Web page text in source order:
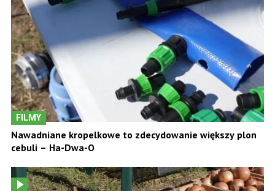
FILMY
Nawadniane kropelkowe to zdecydowanie większy plon
cebuli – Ha-Dwa-O